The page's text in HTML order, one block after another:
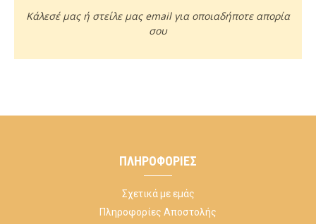
Κάλεσέ μας ή στείλε μας email για οποιαδήποτε απορία
σου
ΠΛΗΡΟΦΟΡΊΕΣ
Σχετικά με εμάς
Πληροφορίες Αποστολής